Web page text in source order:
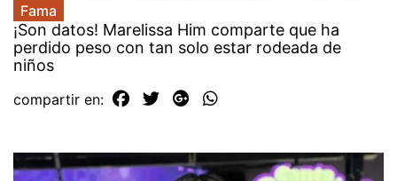
Fama
¡Son datos! Marelissa Him comparte que ha
perdido peso con tan solo estar rodeada de
niños
compartir en: